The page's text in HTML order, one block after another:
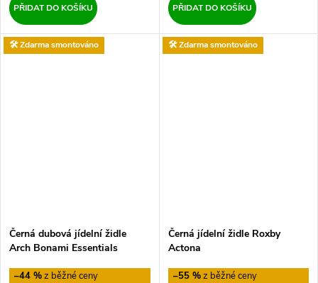
PŘIDAT DO KOŠÍKU PŘIDAT DO KOŠÍKU
🛠️ Zdarma smontováno
Černá dubová jídelní židle
Arch Bonami Essentials
–44 %
🛠️ Zdarma smontováno
Černá jídelní židle Roxby
Actona
–55 %